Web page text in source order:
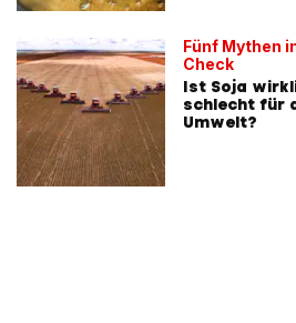
Fünf Mythen
Check
Ist Soja
schlecht für
Umwelt?